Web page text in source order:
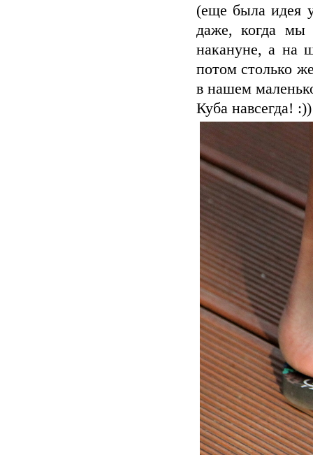
(еще была идея
даже, когда
накануне, а на
потом столько
в нашем
Куба навсегда!